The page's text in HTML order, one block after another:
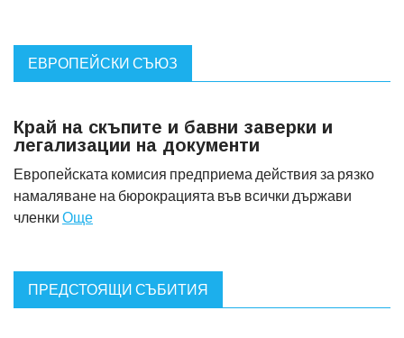
ЕВРОПЕЙСКИ СЪЮЗ
Край на скъпите и бавни заверки и
легализации на документи
Европейската комисия предприема действия за рязко
намаляване на бюрокрацията във всички държави
членки Още
ПРЕДСТОЯЩИ СЪБИТИЯ